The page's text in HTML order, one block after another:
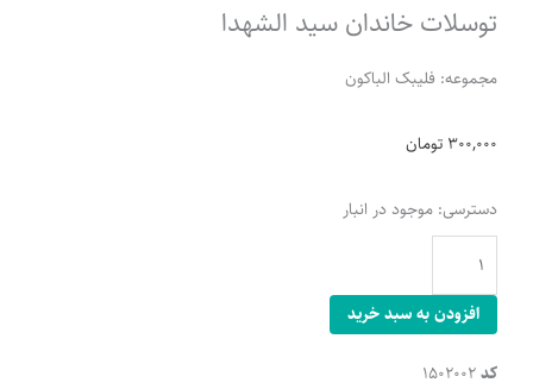
توسلات خاندان سید الشهدا
مجموعه: فلیبک الباکون
300,000 تومان
دسترسی: موجود در انبار
توسلات
خاندان
سید
الشهدا
عدد
افزودن به سبد خرید
کد1502002